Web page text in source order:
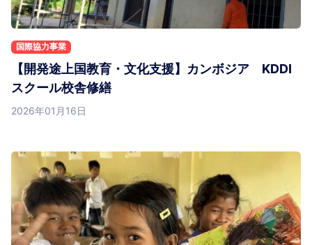
国際協力事業
【開発途上国教育・文化支援】カンボジア KDDI
スクール校舎修繕
2026年01月16日